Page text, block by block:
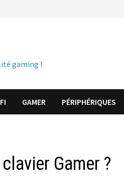
gaming !
GAMER PÉRIPHÉRIQUES
Gamer ?